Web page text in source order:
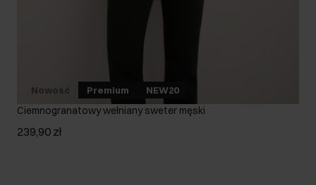
Nowość Premium NEW20
Ciemnogranatowy wełniany sweter męski
239,90 zł